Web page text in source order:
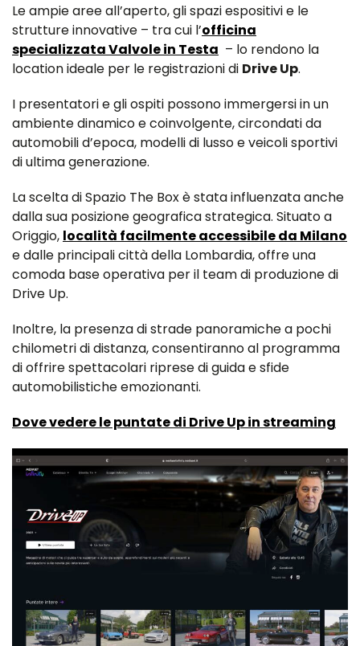
Le ampie aree all’aperto, gli spazi espositivi e le
strutture innovative – tra cui l’officina
specializzata Valvole in Testa – lo rendono la
location ideale per le registrazioni di Drive Up.
I presentatori e gli ospiti possono immergersi in un
ambiente dinamico e coinvolgente, circondati da
automobili d’epoca, modelli di lusso e veicoli sportivi
di ultima generazione.
La scelta di Spazio The Box è stata influenzata anche
dalla sua posizione geografica strategica. Situato a
Origgio, località facilmente accessibile da Milano
e dalle principali città della Lombardia, offre una
comoda base operativa per il team di produzione di
Drive Up.
Inoltre, la presenza di strade panoramiche a pochi
chilometri di distanza, consentiranno al programma
di offrire spettacolari riprese di guida e sfide
automobilistiche emozionanti.
Dove vedere le puntate di Drive Up in streaming